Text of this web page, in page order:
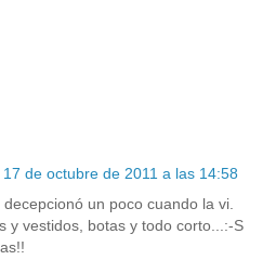
17 de octubre de 2011 a las 14:58
un poco cuando la vi.
y vestidos, botas y todo corto...:-S